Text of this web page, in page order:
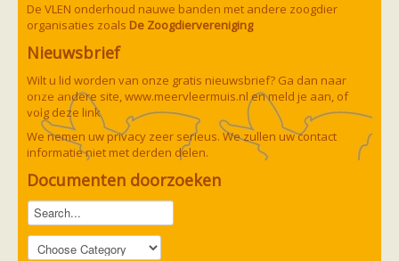
Baardvleermuis
Bechsteins vleermuis
Bosvleermuis
Brandt's vleermuis
Bruine of gewone grootoorvleermuis
Franjestaart
Gewone dwergvleermuis
Grijze grootoorvleermuis
Grote rosse vleermuis
Ingekorven vleermuis
Kleine en grote hoefijzerneus
Laatvlieger
Meervleermuis
Noordse vleermuis
Rosse vleermuis
Paul van Hoof
De VLEN onderhoud nauwe banden met andere zoogdier
organisaties zoals De Zoogdiervereniging
Nieuwsbrief
Wilt u lid worden van onze gratis nieuwsbrief? Ga dan naar
onze andere site,www.meervleermuis.nlen meld je aan, of
volg deze link
We nemen uw privacy zeer serieus. We zullen uw contact
informatie niet met derden delen.
Documenten doorzoeken